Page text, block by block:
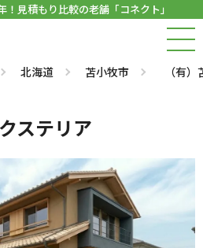
見積もり比較の老舗「コネクト」
北海道 苫小牧市 （有
ステリア